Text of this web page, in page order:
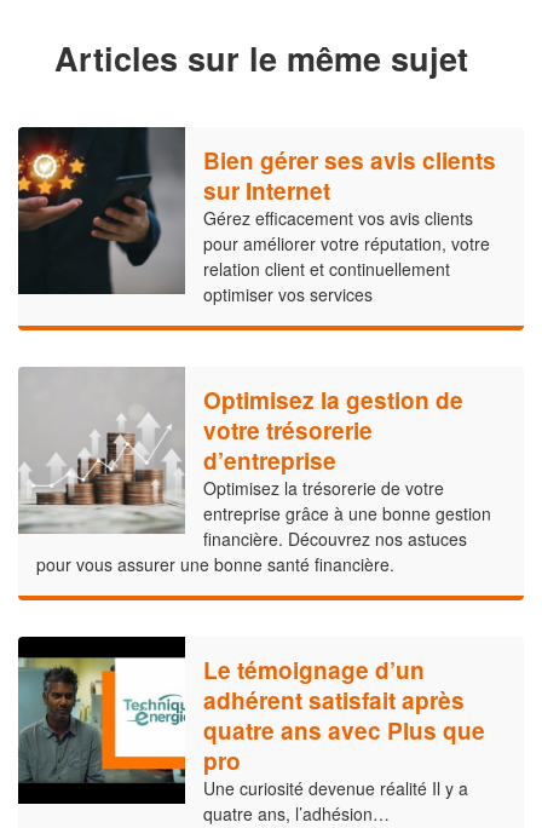
Articles sur le même sujet
Bien gérer ses avis clients
sur Internet
Gérez efficacement vos avis clients
pour améliorer votre réputation, votre
relation client et continuellement
optimiser vos services
Optimisez la gestion de
votre trésorerie
d’entreprise
Optimisez la trésorerie de votre
entreprise grâce à une bonne gestion
financière. Découvrez nos astuces
pour vous assurer une bonne santé financière.
Le témoignage d’un
adhérent satisfait après
quatre ans avec Plus que
pro
Une curiosité devenue réalité Il y a
quatre ans, l’adhésion…